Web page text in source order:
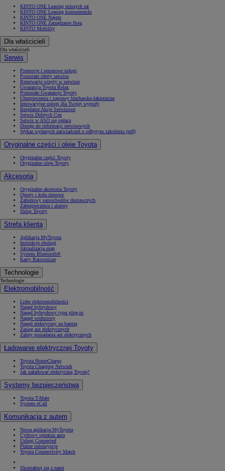
KINTO ONE Leasing niższych rat
KINTO ONE Leasing konsumencki
KINTO ONE Najem
KINTO ONE Zarządzanie flotą
KINTO Mobility
Dla właścicieli
Dla właścicieli
Serwis
Promocje i sezonowe usługi
Pozostałe oferty serwisu
Rezerwacja wizyty w serwisie
Gwarancja Toyota Relax
Pozostałe Gwarancje Toyoty
Ubezpieczenia i naprawy blacharsko-lakiernicze
Innowacyjne usługi dla Twojej wygody
Bezpłatne Akcje Serwisowe
Serwis Dobrych Cen
Serwis w ASO się opłaca
Dostęp do informacji serwisowych
Wykaz wydanych zaświadczeń o odbytym szkoleniu (pdf)
Oryginalne części i oleje Toyota
Oryginalne części Toyoty
Oryginalne oleje Toyoty
Akcesoria
Oryginalne akcesoria Toyoty
Opony i koła zimowe
Zabudowy samochodów dostawczych
Zabezpieczenia i alarmy
Sklep Toyoty
Strefa klienta
Aplikacja MyToyota
Instrukcje obsługi
Aktualizacja map
System Bluetooth®
Karty Ratownicze
Technologie
Technologie
Elektromobilność
Lider elektromobilności
Napęd hybrydowy
Napęd hybrydowy typu plug-in
Napęd wodorowy
Napęd elektryczny na baterię
Zasięg aut elektrycznych
Zalety posiadania aut elektrycznych
Ładowanie elektrycznej Toyoty
Toyota HomeCharge
Toyota Charging Network
Jak naładować elektryczną Toyotę?
Systemy bezpieczeństwa
Toyota T-Mate
System eCall
Komunikacja z autem
Nowa aplikacja MyToyota
Cyfrowy opiekun auta
Usługi Connected
Płatne subskrypcje
Toyota Connectivity Match
Skontaktuj się z nami